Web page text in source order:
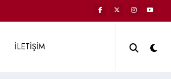
İLETİŞİM